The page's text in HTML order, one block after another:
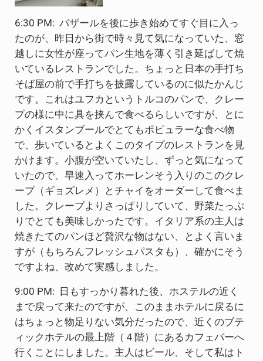
6:30 PM: バザールを後に歩き始めてすぐ目に入っ
たのが、昨日から街で時々見て気になっていた、窓
越しに女性が座ってパン生地を薄く引き延ばして焼
いているレストランでした。ちょっと日本の手打ち
そば屋の前で手打ちを披露しているのに似たかんじ
です。これはユフカというトルコのパンで、クレー
プの様に中に具を挟んで食べるらしいですが、とに
かくイスタンブールでとてもポピュラーな食べ物
で、歩いているとよくこのタイプのレストランを見
かけます。小腹が空いていたし、ずっと気になって
いたので、早速入ってホーレンそう入りのこのクレ
ープ（ギョズレメ）とチャイをオーダーして食べま
した。クレープよりさっぱりしていて、野菜たっぷ
りでとても美味しかったです。イタリア系の主人は
焼きたてのパンほど贅沢な物はない、とよく言いま
すが（もちろんフレッシュパスタも）、確かにそう
ですよね、改めて実感しました。
9:00 PM: 日もすっかり暮れた後、ホステルの近く
まで戻って来たのですが、このままホテルに戻るに
はちょっと物足りない気分だったので、近くのブテ
ィックホテルの最上階（４階）にあるカフェバーへ
行くことにしました。主人はビール、そして私はト